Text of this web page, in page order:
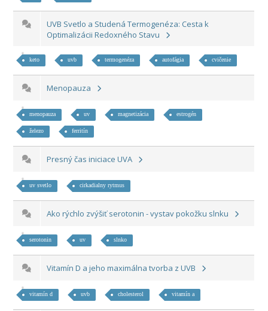
UVB Svetlo a Studená Termogenéza: Cesta k
Optimalizácii Redoxného Stavu
keto uvb termogenéza autofágia cvičenie
Menopauza
menopauza uv magnetizácia estrogén
železo ferritín
Presný čas iniciace UVA
uv svetlo cirkadialny rytmus
Ako rýchlo zvýšiť serotonin - vystav pokožku slnku
serotonin uv slnko
Vitamín D a jeho maximálna tvorba z UVB
vitamín d uvb cholesterol vitamín a